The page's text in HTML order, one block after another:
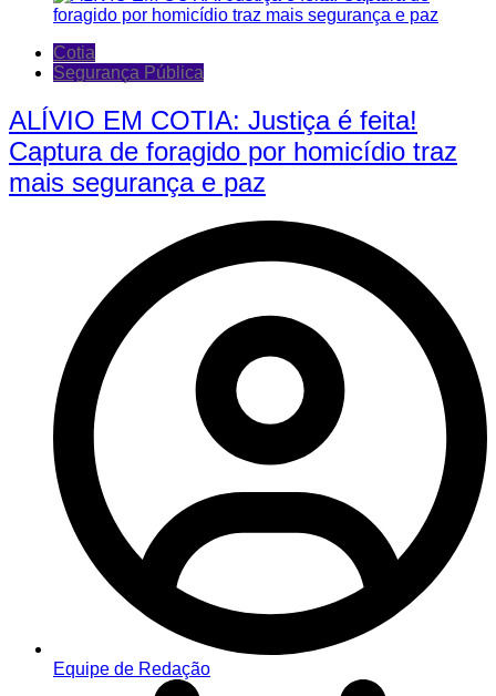
Cotia
Segurança Pública
ALÍVIO EM COTIA: Justiça é feita!
Captura de foragido por homicídio traz
mais segurança e paz
Equipe de Redação